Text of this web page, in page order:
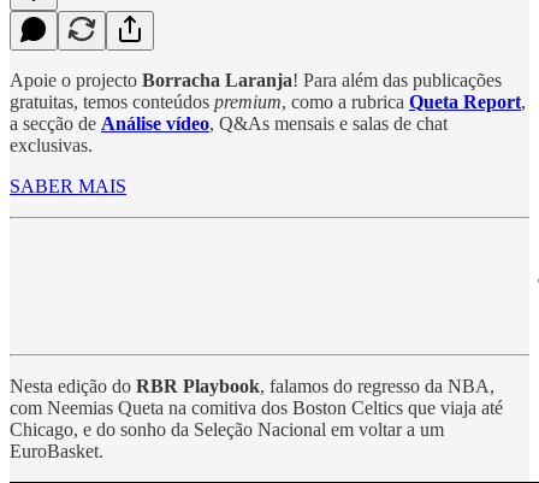
Apoie o projecto Borracha Laranja! Para além das publicações
gratuitas, temos conteúdos premium, como a rubrica Queta Report,
a secção de Análise vídeo, Q&As mensais e salas de chat
exclusivas.
SABER MAIS
Nesta edição do RBR Playbook, falamos do regresso da NBA,
com Neemias Queta na comitiva dos Boston Celtics que viaja até
Chicago, e do sonho da Seleção Nacional em voltar a um
EuroBasket.